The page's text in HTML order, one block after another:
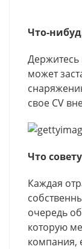
Что-
Держитесь
может
свое CV
Что
Каждая
очередь
которую
компания,